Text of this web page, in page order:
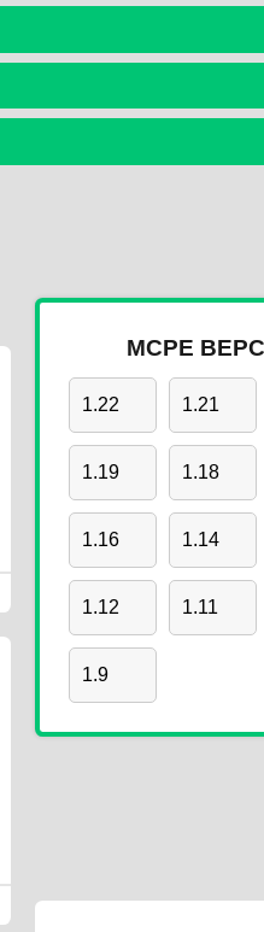
MCPE
1.22 1.21
1.19 1.18
1.16 1.14
1.12 1.11
1.9